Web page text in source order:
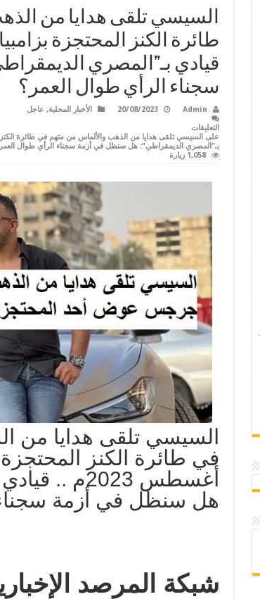
السيسي تلقى هدايا من
قيادي بـ”المصري
سجناء الرأي طوال العمر؟
Admin
20/08/2023 الأخبار المحلية, عاجل
التعليقات
بـ”المصري الديمقراطي”: هل سنظل في أزمة سجناء الرأي طوال
1,058 زيارة
السيسي تلقى هدايا من
أغسطس
هل سنظل في أزمة
شبكة المرصد